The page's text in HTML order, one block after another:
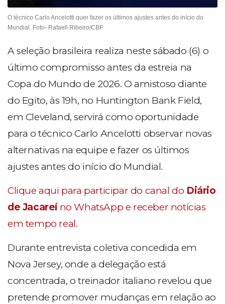
O técnico Carlo Ancelotti quer fazer os últimos ajustes antes do início do
Mundial. Foto- Rafaell Ribeiro/CBF
A seleção brasileira realiza neste sábado (6) o
último compromisso antes da estreia na
Copa do Mundo de 2026. O amistoso diante
do Egito, às 19h, no Huntington Bank Field,
em Cleveland, servirá como oportunidade
para o técnico Carlo Ancelotti observar novas
alternativas na equipe e fazer os últimos
ajustes antes do início do Mundial.
Clique aqui para participar do canal do Diário
de Jacareíno WhatsApp e receber notícias
em tempo real.
Durante entrevista coletiva concedida em
Nova Jersey, onde a delegação está
concentrada, o treinador italiano revelou que
pretende promover mudanças em relação ao